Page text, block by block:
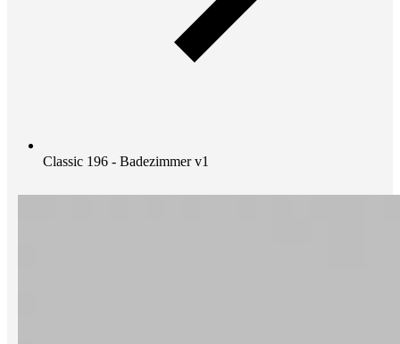
Classic 196 - Badezimmer v1